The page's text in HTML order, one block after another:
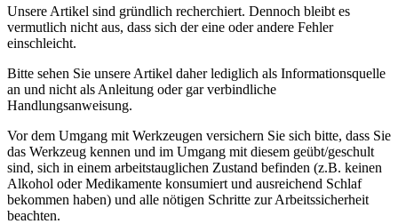
Unsere Artikel sind gründlich recherchiert. Dennoch bleibt es
vermutlich nicht aus, dass sich der eine oder andere Fehler
einschleicht.
Bitte sehen Sie unsere Artikel daher lediglich als Informationsquelle
an und nicht als Anleitung oder gar verbindliche
Handlungsanweisung.
Vor dem Umgang mit Werkzeugen versichern Sie sich bitte, dass Sie
das Werkzeug kennen und im Umgang mit diesem geübt/geschult
sind, sich in einem arbeitstauglichen Zustand befinden (z.B. keinen
Alkohol oder Medikamente konsumiert und ausreichend Schlaf
bekommen haben) und alle nötigen Schritte zur Arbeitssicherheit
beachten.